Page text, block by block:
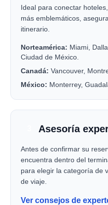
Ideal para conectar
más emblemáticos,
itinerario.
Norteamérica: Miami,
Ciudad de México.
Canadá: Vancouver,
México: Monterrey,
Asesoría
Antes de confirmar su
encuentra dentro del
para elegir la categoría de
de viaje.
Ver consejos de